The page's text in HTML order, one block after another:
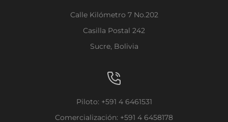
Calle Kilómetro 7 No.202
Casilla Postal 242
Sucre, Bolivia
Piloto: +591 4 6461531
Comercialización: +591 4 6458178